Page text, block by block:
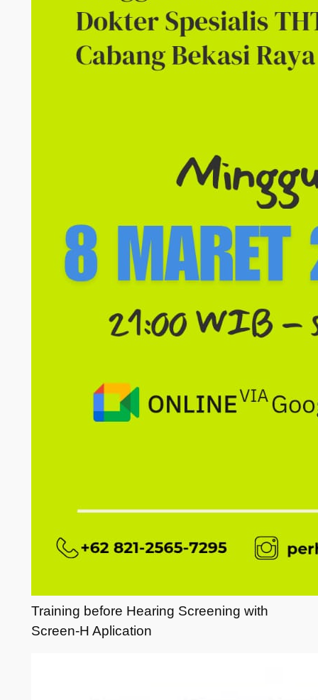
Training before Hearing Screening with
Screen-H Aplication